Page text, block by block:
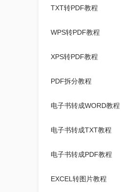
TXT转PDF教程
WPS转PDF教程
XPS转PDF教程
PDF拆分教程
电子书转成WORD教程
电子书转成TXT教程
电子书转成PDF教程
EXCEL转图片教程